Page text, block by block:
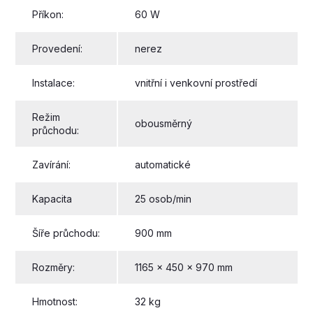
Příkon: 60 W
Provedení: nerez
Instalace: vnitřní i venkovní prostředí
Režim
průchodu:
obousměrný
Zavírání: automatické
Kapacita 25 osob/min
Šíře průchodu: 900 mm
Rozměry: 1165 x 450 x 970 mm
Hmotnost: 32 kg